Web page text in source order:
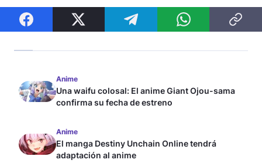
Anime
Una waifu colosal: El anime Giant Ojou-sama
confirma su fecha de estreno
Anime
El manga Destiny Unchain Online tendrá
adaptación al anime